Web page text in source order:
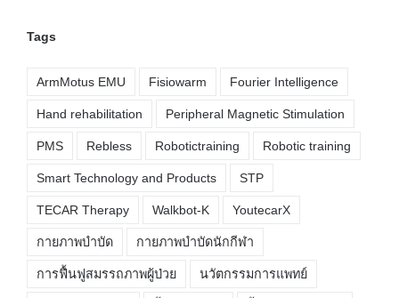
Tags
ArmMotus EMU Fisiowarm Fourier Intelligence
Hand rehabilitation Peripheral Magnetic Stimulation
PMS Rebless Robotictraining Robotic training
Smart Technology and Products STP
TECAR Therapy Walkbot-K YoutecarX
กายภาพบำบัด กายภาพบำบัดนักกีฬา
การฟื้นฟูสมรรถภาพผู้ป่วย นวัตกรรมการแพทย์